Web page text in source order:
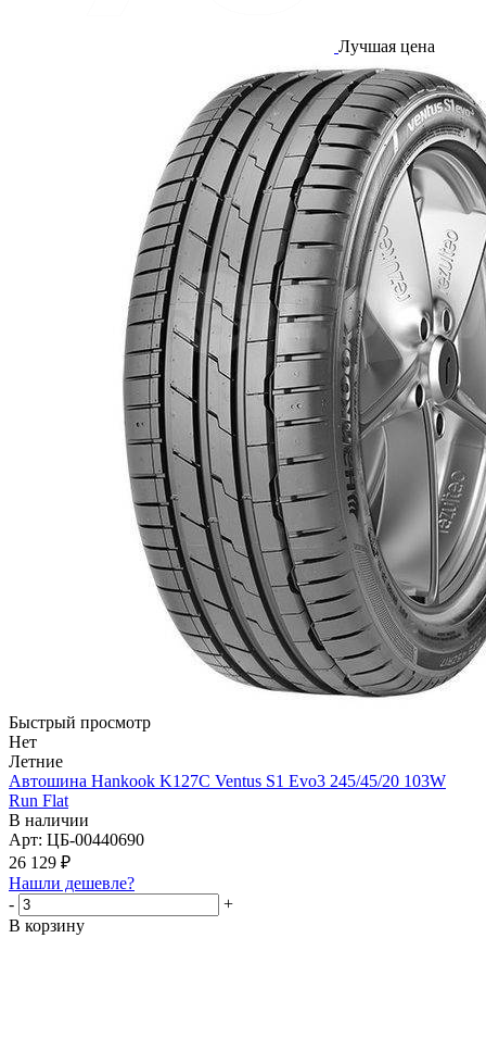
Лучшая цена
Быстрый просмотр
Нет
Летние
Автошина Hankook K127C Ventus S1 Evo3 245/45/20 103W
Run Flat
В наличии
Арт: ЦБ-00440690
26 129 ₽
Нашли дешевле?
-
+
В корзину